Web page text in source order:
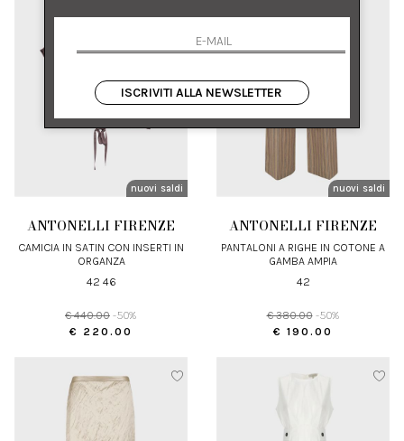
nuovi arrivi
saldi
ANTONELLI FIRENZE
CAMICIA IN SATIN CON INSERTI IN
ORGANZA
42 46
€ 440.00 -50%
€ 220.00
nuovi arrivi
saldi
ANTONELLI FIRENZE
PANTALONI A RIGHE IN COTONE A
GAMBA AMPIA
42
€ 380.00 -50%
€ 190.00
ISCRIVITI ALLA NEWSLETTER